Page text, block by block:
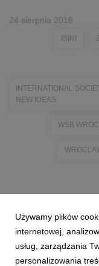
24 sierpnia 2018
ISINI
INTERNATIONAL
NEW IDEAS
WSB
Używamy plików
internetowej,
usług, zarządzania
personalizowania